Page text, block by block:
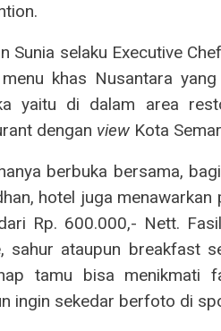
Sunia selaku Executive
menu khas Nusantara
yaitu di dalam area
dengan view Kota
berbuka bersama,
hotel juga
Rp. 600.000,- Nett.
sahur ataupun breakfast
tamu bisa menikmati
ingin sekedar berfoto di